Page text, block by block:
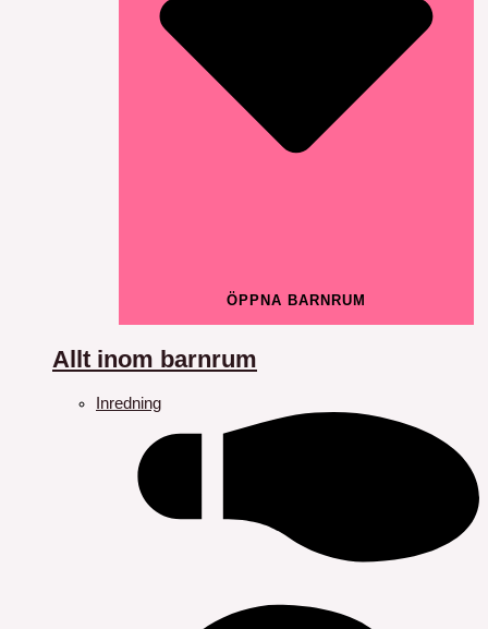
ÖPPNA BARNRUM
Allt inom barnrum
Inredning